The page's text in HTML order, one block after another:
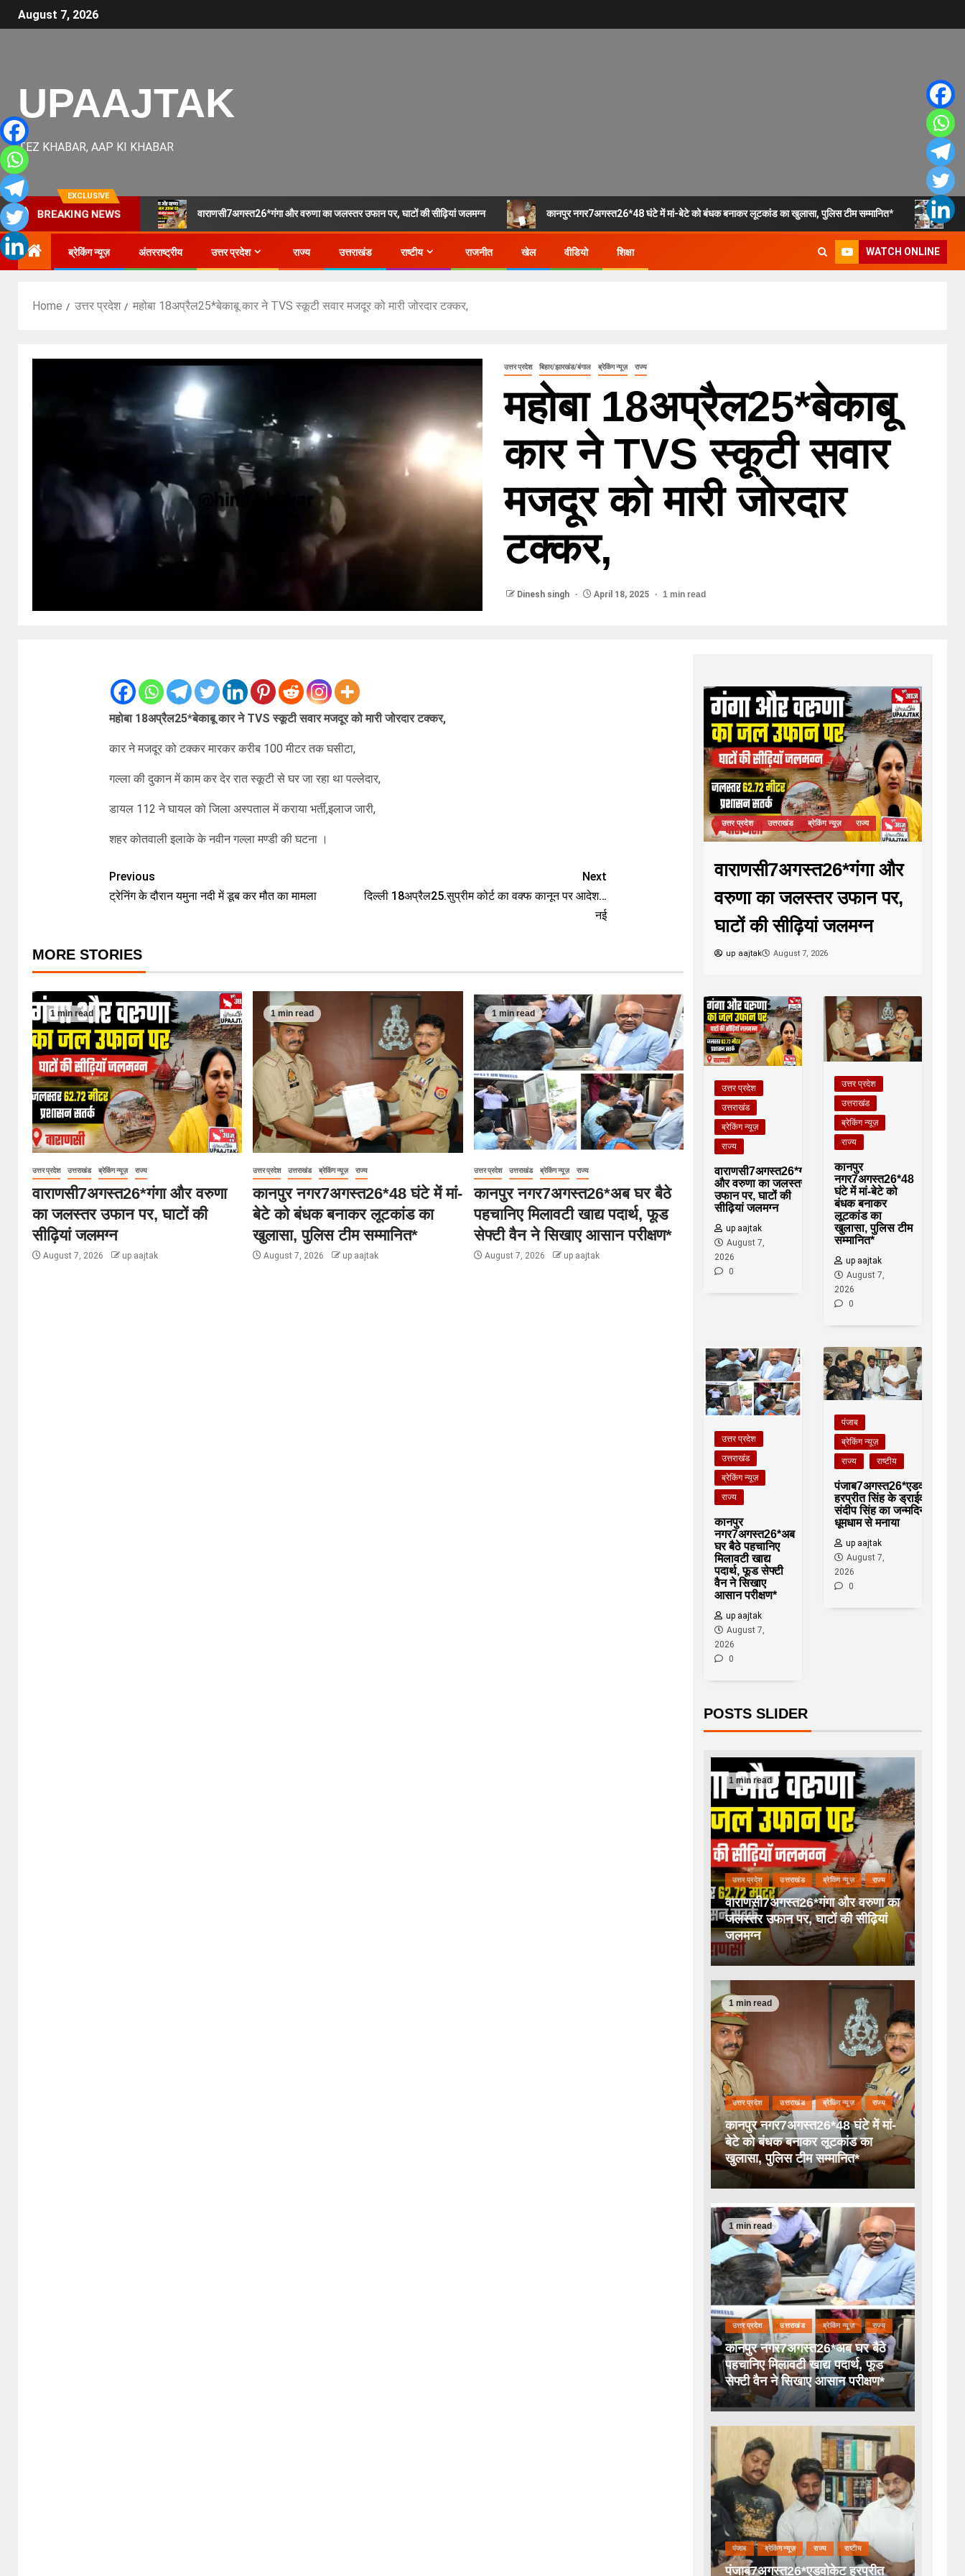
August 7, 2026
UPAAJTAK
TEZ KHABAR, AAP KI KHABAR
EXCLUSIVE
BREAKING NEWS वाराणसी7अगस्त26*गंगा और वरुणा का जलस्तर उफान पर, घाटों की सीढ़ियां जलमग्न कानपुर नगर7अगस्त26*48 घंटे में मां-बेटे को बंधक बनाकर लूटकांड का खुलासा, पुलिस टीम सम्मानित*
ब्रेकिंग न्यूज़ अंतरराष्ट्रीय उत्तर प्रदेश राज्य उत्तराखंड राष्टीय राजनीत खेल वीडियो शिक्षा WATCH ONLINE
Home उत्तर प्रदेश महोबा 18अप्रैल25*बेकाबू कार ने TVS स्कूटी सवार मजदूर को मारी जोरदार टक्कर,
उत्तर प्रदेश बिहार/झारखंड/बंगाल ब्रेकिंग न्यूज़ राज्य
महोबा 18अप्रैल25*बेकाबू
कार ने TVS स्कूटी सवार
मजदूर को मारी जोरदार
टक्कर,
Dinesh singh April 18, 2025 1 min read
महोबा 18अप्रैल25*बेकाबू कार ने TVS स्कूटी सवार मजदूर को मारी जोरदार टक्कर,
कार ने मजदूर को टक्कर मारकर करीब 100 मीटर तक घसीटा,
गल्ला की दुकान में काम कर देर रात स्कूटी से घर जा रहा था पल्लेदार,
डायल 112 ने घायल को जिला अस्पताल में कराया भर्ती,इलाज जारी,
शहर कोतवाली इलाके के नवीन गल्ला मण्डी की घटना ।
Previous
ट्रेनिंग के दौरान यमुना नदी में डूब कर मौत का मामला
Next
दिल्ली 18अप्रैल25.सुप्रीम कोर्ट का वक्फ कानून पर आदेश…
नई
MORE STORIES
1 min read
उत्तर प्रदेश उत्तराखंड ब्रेकिंग न्यूज़ राज्य
वाराणसी7अगस्त26*गंगा और वरुणा
का जलस्तर उफान पर, घाटों की
सीढ़ियां जलमग्न
August 7, 2026 up aajtak
1 min read
उत्तर प्रदेश उत्तराखंड ब्रेकिंग न्यूज़ राज्य
कानपुर नगर7अगस्त26*48 घंटे में मां-
बेटे को बंधक बनाकर लूटकांड का
खुलासा, पुलिस टीम सम्मानित*
August 7, 2026 up aajtak
1 min read
उत्तर प्रदेश उत्तराखंड ब्रेकिंग न्यूज़ राज्य
कानपुर नगर7अगस्त26*अब घर बैठे
पहचानिए मिलावटी खाद्य पदार्थ, फूड
सेफ्टी वैन ने सिखाए आसान परीक्षण*
August 7, 2026 up aajtak
उत्तर प्रदेश उत्तराखंड ब्रेकिंग न्यूज़ राज्य
वाराणसी7अगस्त26*गंगा और
वरुणा का जलस्तर उफान पर,
घाटों की सीढ़ियां जलमग्न
up aajtak August 7, 2026
उत्तर प्रदेश
उत्तराखंड
ब्रेकिंग न्यूज़
राज्य
वाराणसी7अगस्त26*गंगा
और वरुणा का जलस्तर
उफान पर, घाटों की
सीढ़ियां जलमग्न
up aajtak
August 7,
2026
0
उत्तर प्रदेश
उत्तराखंड
ब्रेकिंग न्यूज़
राज्य
कानपुर
नगर7अगस्त26*48
घंटे में मां-बेटे को
बंधक बनाकर
लूटकांड का
खुलासा, पुलिस टीम
सम्मानित*
up aajtak
August 7,
2026
0
उत्तर प्रदेश
उत्तराखंड
ब्रेकिंग न्यूज़
राज्य
कानपुर
नगर7अगस्त26*अब
घर बैठे पहचानिए
मिलावटी खाद्य
पदार्थ, फूड सेफ्टी
वैन ने सिखाए
आसान परीक्षण*
up aajtak
August 7,
2026
0
पंजाब
ब्रेकिंग न्यूज़
राज्य
राष्टीय
पंजाब7अगस्त26*एडवोकेट
हरप्रीत सिंह के ड्राईवर
संदीप सिंह का जन्मदिन
धूमधाम से मनाया
up aajtak
August 7,
2026
0
POSTS SLIDER
1 min read
उत्तर प्रदेश उत्तराखंड ब्रेकिंग न्यूज़ राज्य
वाराणसी7अगस्त26*गंगा और वरुणा का
जलस्तर उफान पर, घाटों की सीढ़ियां
जलमग्न
1 min read
उत्तर प्रदेश उत्तराखंड ब्रेकिंग न्यूज़ राज्य
कानपुर नगर7अगस्त26*48 घंटे में मां-
बेटे को बंधक बनाकर लूटकांड का
खुलासा, पुलिस टीम सम्मानित*
1 min read
उत्तर प्रदेश उत्तराखंड ब्रेकिंग न्यूज़ राज्य
कानपुर नगर7अगस्त26*अब घर बैठे
पहचानिए मिलावटी खाद्य पदार्थ, फूड
सेफ्टी वैन ने सिखाए आसान परीक्षण*
पंजाब ब्रेकिंग न्यूज़ राज्य राष्टीय
पंजाब7अगस्त26*एडवोकेट हरप्रीत